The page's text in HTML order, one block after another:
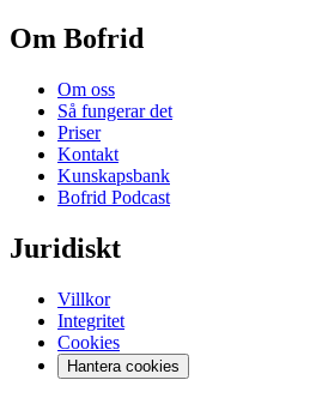
Om Bofrid
Om oss
Så fungerar det
Priser
Kontakt
Kunskapsbank
Bofrid Podcast
Juridiskt
Villkor
Integritet
Cookies
Hantera cookies